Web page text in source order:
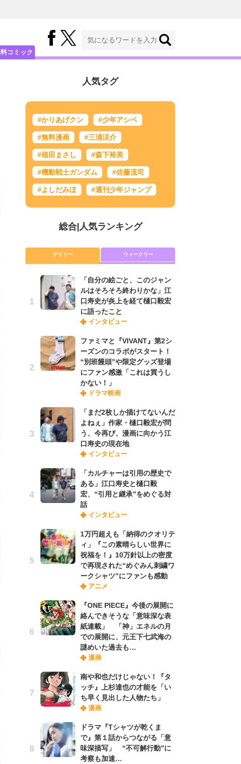
コミック
人気タグ
#かりあげクン #少年アシベ
#無料漫画 #三浦涼介
#植田まさし #森下裕美
#機動戦士ガンダム #佐藤流司
#よしだみほ #週刊少年ジャンプ
総合| 人気ランキング
デイリー ウィークリー
「自分の絵ごと、このジャン
ルはそろそろ終わりかな」江
口寿史が炎上を経て樋口毅宏
に語ったこと
インタビュー
ファミマと『VIVANT』第2シ
ーズンのコラボがスタート！
“別班饅頭”や限定グッズ登場
にファン感激「これは買うし
かない！」
ドラマ映画
「まだ2枚しか描けてないんだ
よねぇ」作家・樋口毅宏が問
う、今再び、漫画に向かう江
口寿史の現在地
インタビュー
「カルチャーは引用の歴史で
ある」江口寿史と樋口毅
宏、“引用と継承”をめぐる対
話
インタビュー
1万円超えも「納得のクオリテ
ィ」『この素晴らしい世界に
祝福を！』10万針以上の密度
で再現された“めぐみん刺繍ワ
ークシャツ”にファンも感動
アニメ
『ONE PIECE』今後の展開に
絡んできそうな「意味深な表
紙連載」 「神」エネルの月
での展開に、元王下七武海の
謎めいた過去も…
漫画
南や和也だけじゃない！『タ
ッチ』上杉達也の才能を「い
ち早く見出した人物たち」
漫画
ドラマ『Tシャツが乾くま
で』第１話からつながる「意
味深描写」 “不可解行動”に
考察も加速…